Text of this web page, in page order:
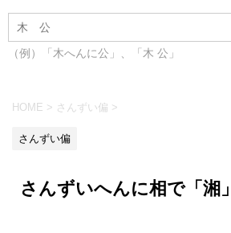
（例）「木へんに公」、「木 公」
HOME > さんずい偏 >
さんずい偏
さんずいへんに相で「湘